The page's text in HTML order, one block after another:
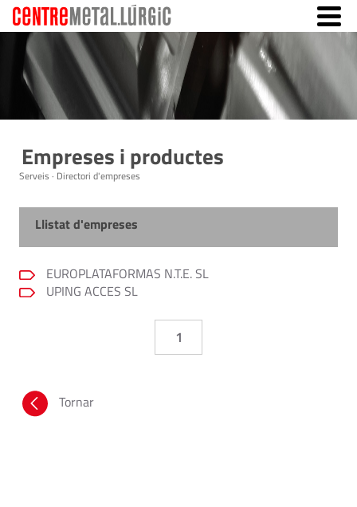
Empreses i productes
Serveis · Directori d'empreses
Llistat d'empreses
EUROPLATAFORMAS N.T.E. SL
UPING ACCES SL
1
Tornar